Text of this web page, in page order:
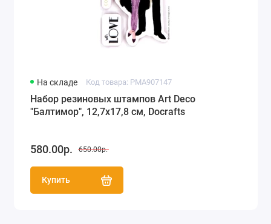
На складе Код товара: PMA907147
Набор резиновых штампов Art Deco
"Балтимор", 12,7х17,8 см, Docrafts
580.00р. 650.00р.
Купить